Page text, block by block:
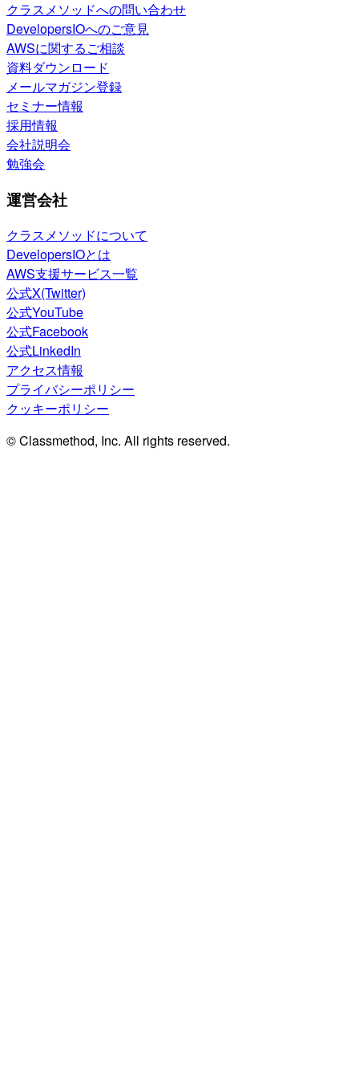
クラスメソッドへの問い合わせ
DevelopersIOへのご意見
AWSに関するご相談
資料ダウンロード
メールマガジン登録
セミナー情報
採用情報
会社説明会
勉強会
運営会社
クラスメソッドについて
DevelopersIOとは
AWS支援サービス一覧
公式X(Twitter)
公式YouTube
公式Facebook
公式LinkedIn
アクセス情報
プライバシーポリシー
クッキーポリシー
© Classmethod, Inc. All rights reserved.